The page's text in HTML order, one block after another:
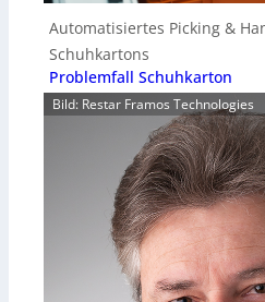
Automatisiertes Picking &
Schuhkartons
Problemfall Schuhkarton
Bild: Restar Framos Technologies